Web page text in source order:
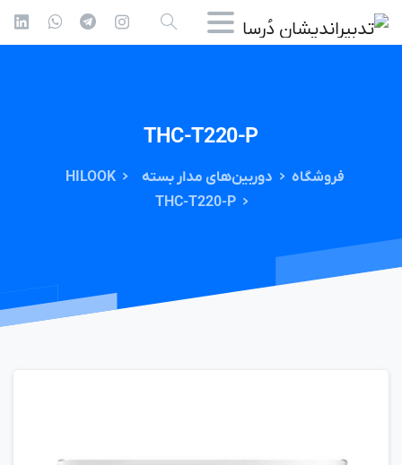
THC-T220-P
فروشگاه دوربین‌های مدار بسته
HILOOK
THC-T220-P